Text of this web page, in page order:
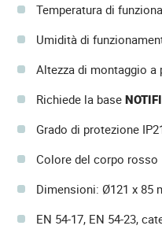
Temperatura di
Umidità di
Altezza di montaggio a
Richiede la base
Grado di protezione
Colore del corpo rosso
Dimensioni: Ø121 x 85
EN 54-17, EN 54-23,